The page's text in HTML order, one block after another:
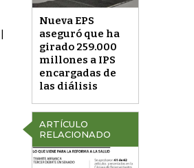
Nueva EPS
aseguró que ha
girado 259.000
millones a IPS
encargadas de
las diálisis
ARTÍCULO
RELACIONADO